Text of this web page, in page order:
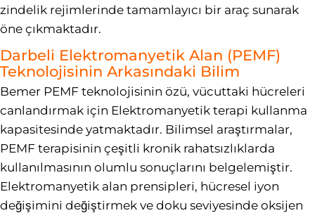
zindelik rejimlerinde tamamlayıcı bir araç sunarak
öne çıkmaktadır.
Darbeli Elektromanyetik Alan (PEMF)
Teknolojisinin Arkasındaki Bilim
Bemer PEMF teknolojisinin özü, vücuttaki hücreleri
canlandırmak için Elektromanyetik terapi kullanma
kapasitesinde yatmaktadır. Bilimsel araştırmalar,
PEMF terapisinin çeşitli kronik rahatsızlıklarda
kullanılmasının olumlu sonuçlarını belgelemiştir.
Elektromanyetik alan prensipleri, hücresel iyon
değişimini değiştirmek ve doku seviyesinde oksijen